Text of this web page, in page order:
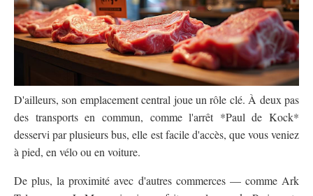
D'ailleurs, son emplacement central joue un rôle clé. À deux pas
des transports en commun, comme l'arrêt *Paul de Kock*
desservi par plusieurs bus, elle est facile d'accès, que vous veniez
à pied, en vélo ou en voiture.
De plus, la proximité avec d'autres commerces — comme Ark